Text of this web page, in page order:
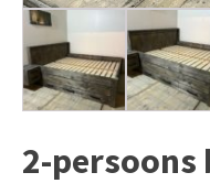
2-persoons